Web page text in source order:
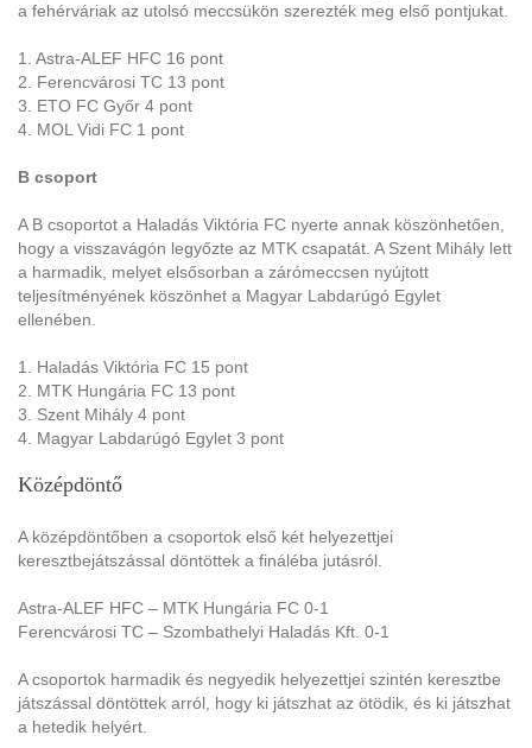
a fehérváriak az utolsó meccsükön szerezték meg első pontjukat.
1. Astra-ALEF HFC 16 pont
2. Ferencvárosi TC 13 pont
3. ETO FC Győr 4 pont
4. MOL Vidi FC 1 pont
B csoport
A B csoportot a Haladás Viktória FC nyerte annak köszönhetően,
hogy a visszavágón legyőzte az MTK csapatát. A Szent Mihály lett
a harmadik, melyet elsősorban a zárómeccsen nyújtott
teljesítményének köszönhet a Magyar Labdarúgó Egylet
ellenében.
1. Haladás Viktória FC 15 pont
2. MTK Hungária FC 13 pont
3. Szent Mihály 4 pont
4. Magyar Labdarúgó Egylet 3 pont
Középdöntő
A középdöntőben a csoportok első két helyezettjei
keresztbejátszással döntöttek a fináléba jutásról.
Astra-ALEF HFC – MTK Hungária FC 0-1
Ferencvárosi TC – Szombathelyi Haladás Kft. 0-1
A csoportok harmadik és negyedik helyezettjei szintén keresztbe
játszással döntöttek arról, hogy ki játszhat az ötödik, és ki játszhat
a hetedik helyért.